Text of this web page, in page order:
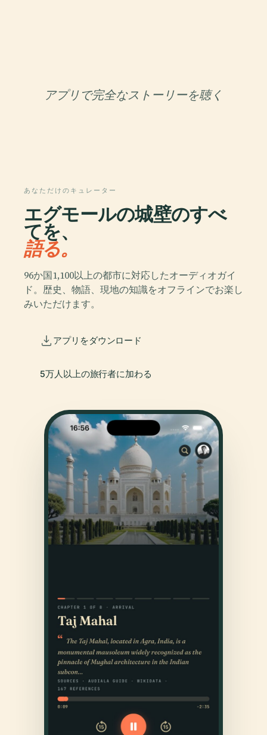
アプリで完全なストーリーを聴く
あなただけのキュレーター
エグモールの城壁のすべ
てを、
語る。
96か国1,100以上の都市に対応したオーディオガイ
ド。歴史、物語、現地の知識をオフラインでお楽し
みいただけます。
アプリをダウンロード
5万人以上の旅行者に加わる